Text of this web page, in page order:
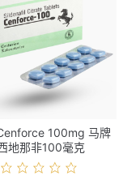
100mg 马牌
地那非100毫克